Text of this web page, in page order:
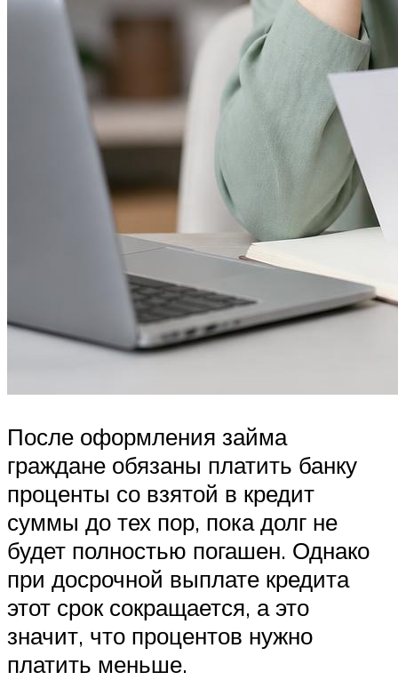
После оформления займа
граждане обязаны платить банку
проценты со взятой в кредит
суммы до тех пор, пока долг не
будет полностью погашен. Однако
при досрочной выплате кредита
этот срок сокращается, а это
значит, что процентов нужно
платить меньше.